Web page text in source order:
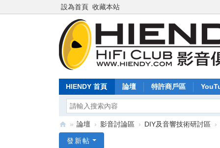
設為首頁 收藏本站
HIENDY 首頁 論壇 特許商戶區
» 論壇 › 影音討論區 › DIY及音響技術研討區 ›
發新帖